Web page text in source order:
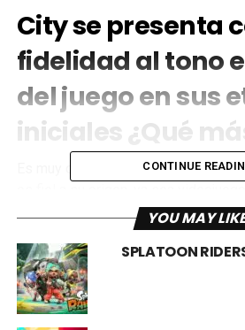
City se presenta
fidelidad al tono
del juego en sus
iniciales ¿Qué
Es muy común que la gente se
, el directorPaul W.S.
una saga, que más allá del título y la
malévolaCorporación Umbrella,
la historia propuesta originalmente
peso principal de la trama recayó en
creado expresamente para la película
CONTINUE
YOU MAY
SPLATOON